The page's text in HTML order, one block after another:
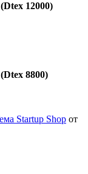
12000)
8800)
Startup Shop от